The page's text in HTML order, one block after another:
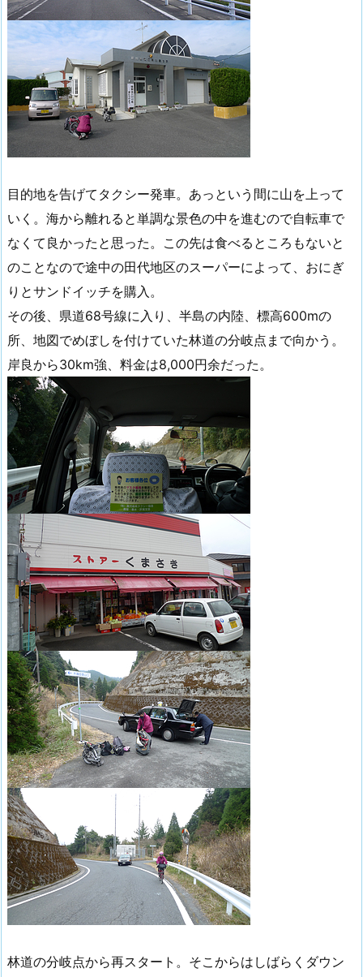
目的地を告げてタクシー発車。あっという間に山を上って
いく。海から離れると単調な景色の中を進むので自転車で
なくて良かったと思った。この先は食べるところもないと
のことなので途中の田代地区のスーパーによって、おにぎ
りとサンドイッチを購入。
その後、県道68号線に入り、半島の内陸、標高600mの
所、地図でめぼしを付けていた林道の分岐点まで向かう。
岸良から30km強、料金は8,000円余だった。
林道の分岐点から再スタート。そこからはしばらくダウン